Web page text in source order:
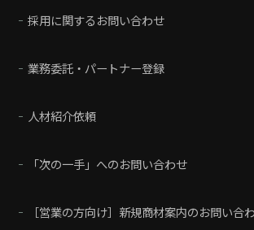
採用に関するお問い合わせ
業務委託・パートナー登録
人材紹介依頼
「次の一手」へのお問い合わせ
［営業の方向け］新規商材案内のお問い合